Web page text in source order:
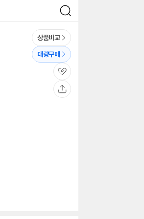
검
색
상품비교
대량구매
관
심